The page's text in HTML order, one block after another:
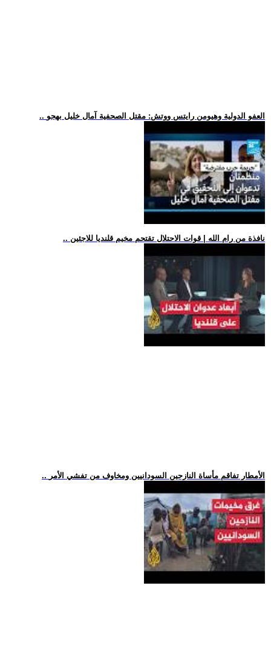
.. العفو الدولية وهيومن رايتس ووتش: مقتل الصحفية آمال خليل بهجو
.. نافذة من رام الله | قوات الاحتلال تقتحم مخيم قلنديا للاجئين
.. الأمطار تفاقم مأساة النازحين السودانيين ومخاوف من تفشي الأمر